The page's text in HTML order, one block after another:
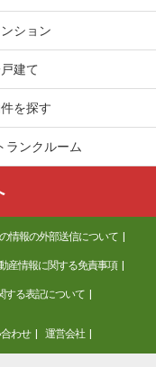
ション
建て
を探す
ランクルーム
情報の外部送信について
産情報に関する免責事項
する表記について
わせ 運営会社